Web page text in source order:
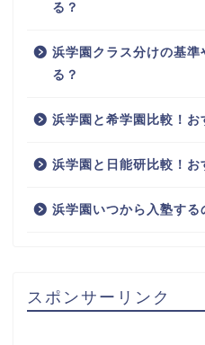
る？
浜学園クラス分けの基
る？
浜学園と希学園比較！お
浜学園と日能研比較！お
浜学園いつから入塾する
スポンサーリンク